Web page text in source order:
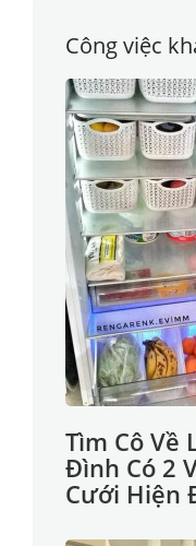
Công việc
Tìm Cô Về
Đình Có 2
Cưới Hiện